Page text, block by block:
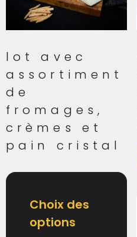
lot avec
assortiment
de
fromages,
crèmes et
pain cristal
Choix des
options